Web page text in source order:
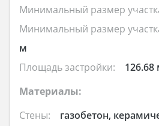
Минимальный размер
Минимальный размер
м
Площадь застройки:
126.68
Материалы:
Стены:
газобетон,